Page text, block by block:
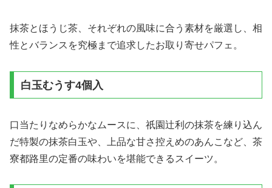
抹茶とほうじ茶、それぞれの風味に合う素材を厳選し、相
性とバランスを究極まで追求したお取り寄せパフェ。
白玉むうす4個入
口当たりなめらかなムースに、祇園辻利の抹茶を練り込ん
だ特製の抹茶白玉や、上品な甘さ控えめのあんこなど、茶
寮都路里の定番の味わいを堪能できるスイーツ。